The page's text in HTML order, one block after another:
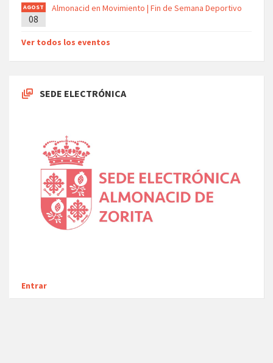
AGOST
O
08
Almonacid en Movimiento | Fin de Semana Deportivo
Ver todos los eventos
SEDE ELECTRÓNICA
Entrar